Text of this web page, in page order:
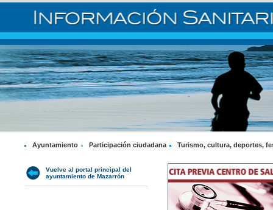
Ayuntamiento Participación ciudadana Turismo, cultura, deportes,
Vuelve al portal principal del
ayuntamiento de Mazarrón